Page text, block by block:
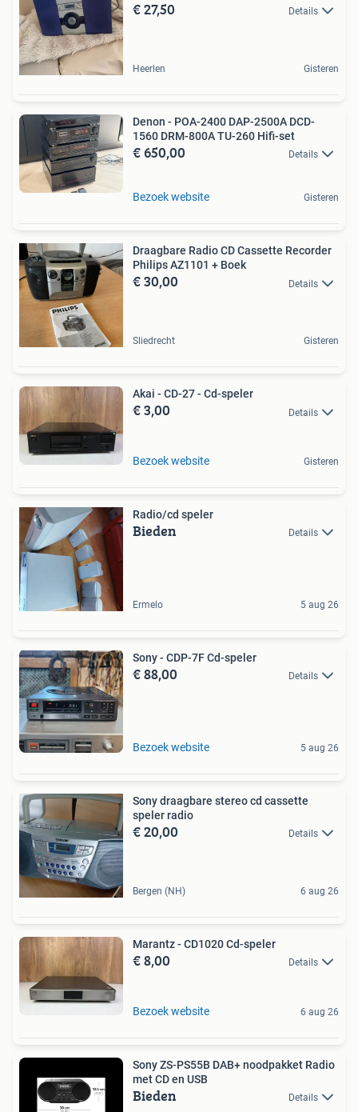
€ 27,50 Details
Heerlen Gisteren
Denon - POA-2400 DAP-2500A DCD-
1560 DRM-800A TU-260 Hifi-set
€ 650,00 Details
Bezoek website Gisteren
Draagbare Radio CD Cassette Recorder
Philips AZ1101 + Boek
€ 30,00 Details
Sliedrecht Gisteren
Akai - CD-27 - Cd-speler
€ 3,00 Details
Bezoek website Gisteren
Radio/cd speler
Bieden Details
Ermelo 5 aug 26
Sony - CDP-7F Cd-speler
€ 88,00 Details
Bezoek website 5 aug 26
Sony draagbare stereo cd cassette
speler radio
€ 20,00 Details
Bergen (NH) 6 aug 26
Marantz - CD1020 Cd-speler
€ 8,00 Details
Bezoek website 6 aug 26
Sony ZS-PS55B DAB+ noodpakket Radio
met CD en USB
Bieden Details